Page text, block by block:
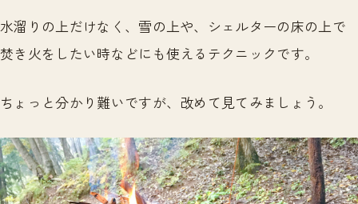
水溜りの上だけなく、雪の上や、シェルターの床の上で
焚き火をしたい時などにも使えるテクニックです。
ちょっと分かり難いですが、改めて見てみましょう。